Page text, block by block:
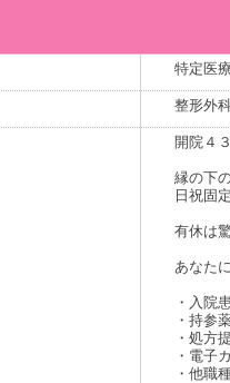
特定医
整形外
開院４
縁の下
日祝固
有休は
あなた
・入院
・持参
・処方
・電子
・他職